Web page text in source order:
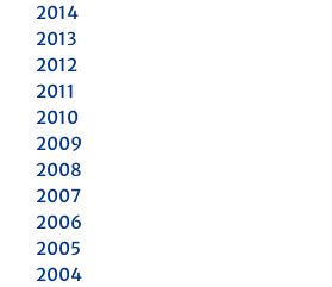
2014
2013
2012
2011
2010
2009
2008
2007
2006
2005
2004